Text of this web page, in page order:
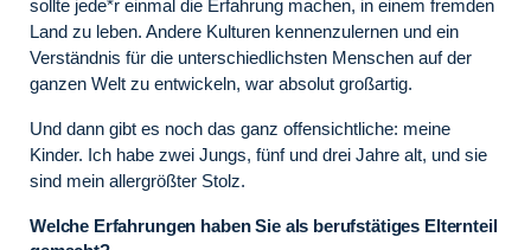
sollte jede*r einmal die Erfahrung machen, in einem fremden
Land zu leben. Andere Kulturen kennenzulernen und ein
Verständnis für die unterschiedlichsten Menschen auf der
ganzen Welt zu entwickeln, war absolut großartig.
Und dann gibt es noch das ganz offensichtliche: meine
Kinder. Ich habe zwei Jungs, fünf und drei Jahre alt, und sie
sind mein allergrößter Stolz.
Welche Erfahrungen haben Sie als berufstätiges Elternteil